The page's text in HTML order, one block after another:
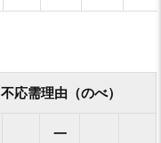
不応需理由（のべ）
一